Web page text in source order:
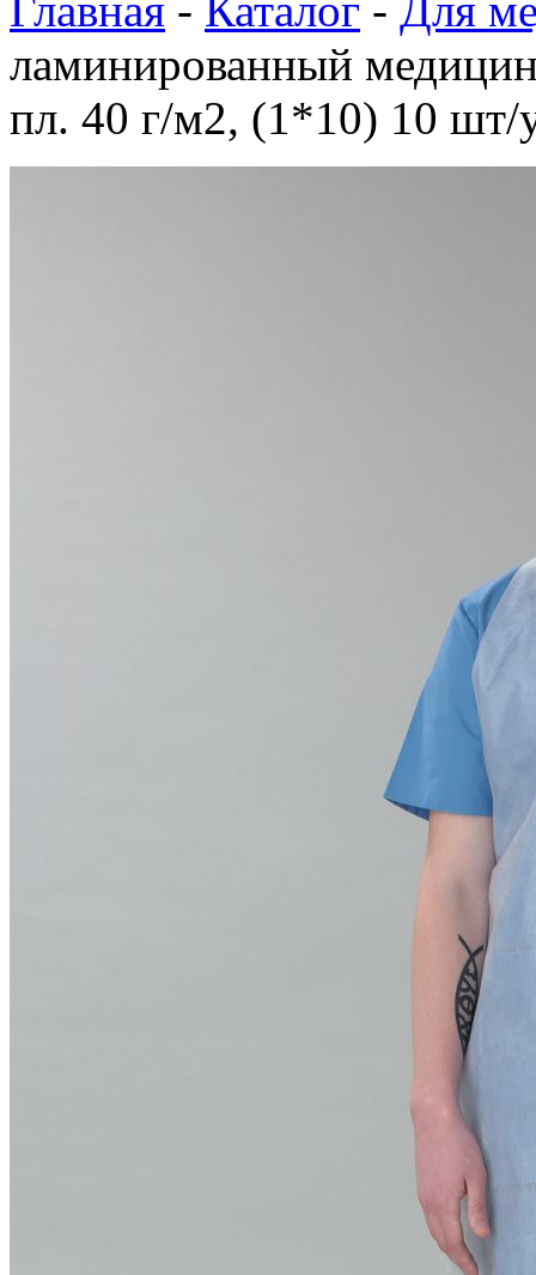
ламинированный
пл. 40 г/м2, (1*10) 10 шт/